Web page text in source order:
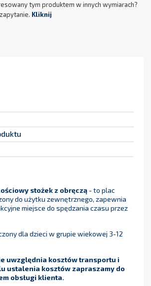
tym produktem w innych wymiarach?
Kliknij
stożek z obręczą - to plac
do użytku zewnętrznego, zapewnia
miejsce do spędzania czasu przez
dla dzieci w grupie wiekowej 3-12
uwzględnia kosztów transportu i
ustalenia kosztów zapraszamy do
obsługi klienta.